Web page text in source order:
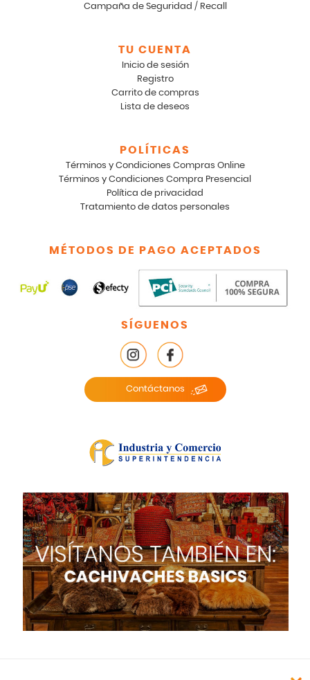
Campaña de Seguridad / Recall
TU CUENTA
Inicio de sesión
Registro
Carrito de compras
Lista de deseos
POLÍTICAS
Términos y Condiciones Compras Online
Términos y Condiciones Compra Presencial
Política de privacidad
Tratamiento de datos personales
MÉTODOS DE PAGO ACEPTADOS
SÍGUENOS
Contáctanos